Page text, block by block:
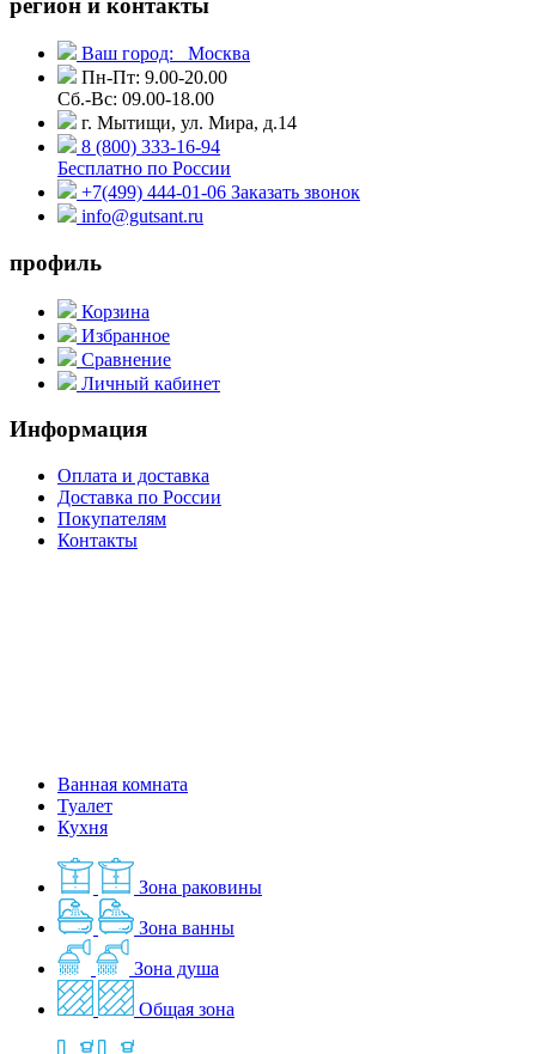
Ваш город:
Москва
Пн-Пт: 9.00-20.00
Сб.-Вс: 09.00-18.00
г. Мытищи, ул. Мира, д.14
8 (800) 333-16-94
Бесплатно по России
+7(499) 444-01-06 Заказать звонок
info@gutsant.ru
профиль
Корзина
Избранное
Сравнение
Личный кабинет
Информация
Оплата и доставка
Доставка по России
Покупателям
Контакты
Ванная комната
Туалет
Кухня
Зона раковины
Зона ванны
Зона душа
Общая зона